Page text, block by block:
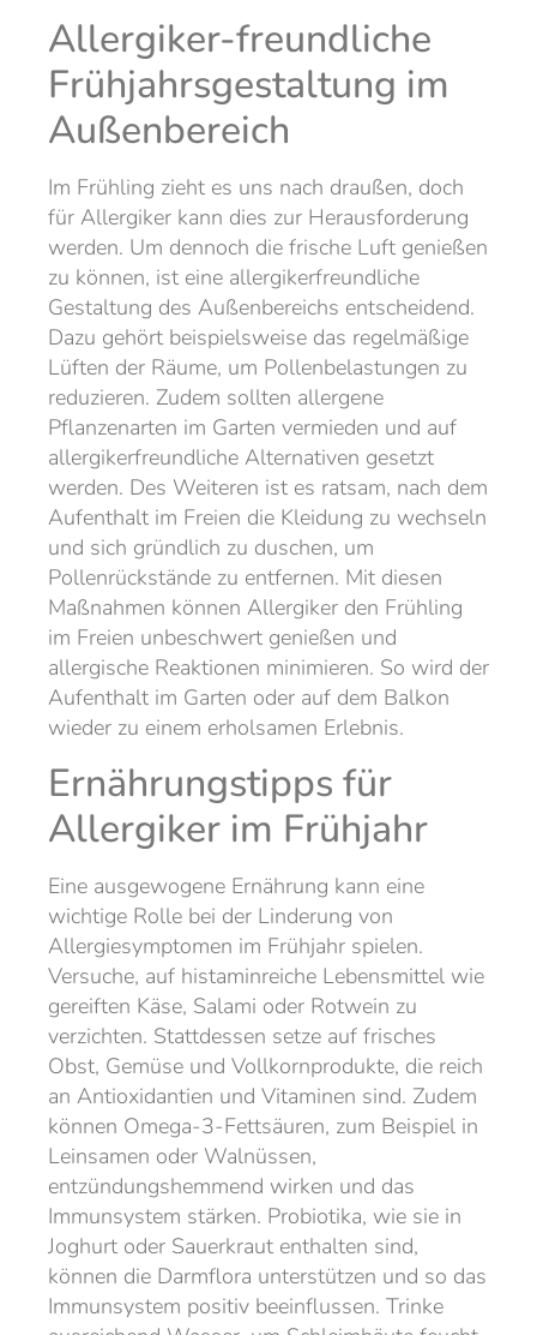
Allergiker-freundliche
Frühjahrsgestaltung im
Außenbereich
Im Frühling zieht es uns nach draußen, doch
für Allergiker kann dies zur Herausforderung
werden. Um dennoch die frische Luft genießen
zu können, ist eine allergikerfreundliche
Gestaltung des Außenbereichs entscheidend.
Dazu gehört beispielsweise das regelmäßige
Lüften der Räume, um Pollenbelastungen zu
reduzieren. Zudem sollten allergene
Pflanzenarten im Garten vermieden und auf
allergikerfreundliche Alternativen gesetzt
werden. Des Weiteren ist es ratsam, nach dem
Aufenthalt im Freien die Kleidung zu wechseln
und sich gründlich zu duschen, um
Pollenrückstände zu entfernen. Mit diesen
Maßnahmen können Allergiker den Frühling
im Freien unbeschwert genießen und
allergische Reaktionen minimieren. So wird der
Aufenthalt im Garten oder auf dem Balkon
wieder zu einem erholsamen Erlebnis.
Ernährungstipps für
Allergiker im Frühjahr
Eine ausgewogene Ernährung kann eine
wichtige Rolle bei der Linderung von
Allergiesymptomen im Frühjahr spielen.
Versuche, auf histaminreiche Lebensmittel wie
gereiften Käse, Salami oder Rotwein zu
verzichten. Stattdessen setze auf frisches
Obst, Gemüse und Vollkornprodukte, die reich
an Antioxidantien und Vitaminen sind. Zudem
können Omega-3-Fettsäuren, zum Beispiel in
Leinsamen oder Walnüssen,
entzündungshemmend wirken und das
Immunsystem stärken. Probiotika, wie sie in
Joghurt oder Sauerkraut enthalten sind,
können die Darmflora unterstützen und so das
Immunsystem positiv beeinflussen. Trinke